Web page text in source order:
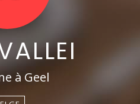
à Geel